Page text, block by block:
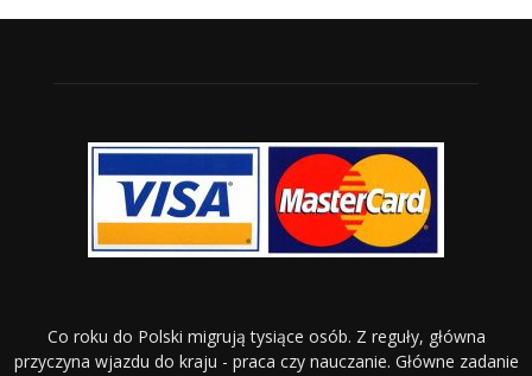
Co roku do Polski migrują tysiące osób. Z reguły, główna
przyczyna wjazdu do kraju - praca czy nauczanie. Główne zadanie